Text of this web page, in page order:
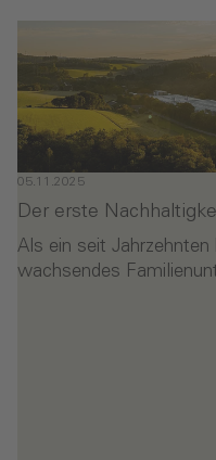
05.11.2025
Der erste
Als ein seit
wachsendes